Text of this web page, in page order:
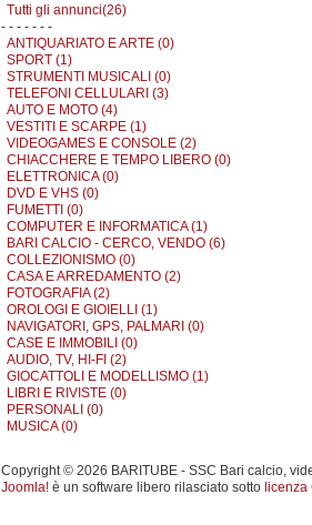
Tutti gli annunci(26)
- - - - - - -
ANTIQUARIATO E ARTE (0)
SPORT (1)
STRUMENTI MUSICALI (0)
TELEFONI CELLULARI (3)
AUTO E MOTO (4)
VESTITI E SCARPE (1)
VIDEOGAMES E CONSOLE (2)
CHIACCHERE E TEMPO LIBERO (0)
ELETTRONICA (0)
DVD E VHS (0)
FUMETTI (0)
COMPUTER E INFORMATICA (1)
BARI CALCIO - CERCO, VENDO (6)
COLLEZIONISMO (0)
CASA E ARREDAMENTO (2)
FOTOGRAFIA (2)
OROLOGI E GIOIELLI (1)
NAVIGATORI, GPS, PALMARI (0)
CASE E IMMOBILI (0)
AUDIO, TV, HI-FI (2)
GIOCATTOLI E MODELLISMO (1)
LIBRI E RIVISTE (0)
PERSONALI (0)
MUSICA (0)
Copyright © 2026 BARITUBE - SSC Bari calcio,
Joomla! è un software libero rilasciato sotto licenza